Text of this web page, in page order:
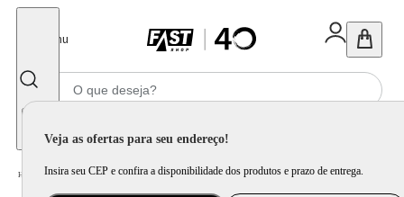
Menu
Veja as ofertas para seu endereço!
Insira seu CEP e confira a disponibilidade dos produtos e prazo de entrega.
Home Utilidade Doméstica Bar / Acessório para Bar